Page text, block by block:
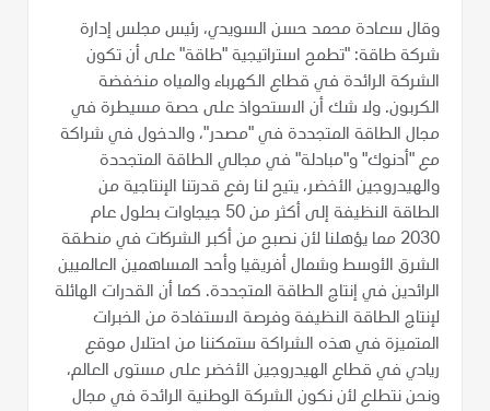
وقال سعادة محمد حسن السويدي، رئيس مجلس إدارة
شركة طاقة: "تطمح استراتيجية "طاقة" على أن تكون
الشركة الرائدة في قطاع الكهرباء والمياه منخفضة
الكربون. ولا شك أن الاستحواذ على حصة مسيطرة في
مجال الطاقة المتجددة في "مصدر"، والدخول في شراكة
مع "أدنوك" و"مبادلة" في مجالي الطاقة المتجددة
والهيدروجين الأخضر، يتيح لنا رفع قدرتنا الإنتاجية من
الطاقة النظيفة إلى أكثر من 50 جيجاوات بحلول عام
2030 مما يؤهلنا لأن نصبح من أكبر الشركات في منطقة
الشرق الأوسط وشمال أفريقيا وأحد المساهمين العالميين
الرائدين في إنتاج الطاقة المتجددة. كما أن القدرات الهائلة
لإنتاج الطاقة النظيفة وفرصة الاستفادة من الخبرات
المتميزة في هذه الشراكة ستمكننا من احتلال موقع
ريادي في قطاع الهيدروجين الأخضر على مستوى العالم،
ونحن نتطلع لأن نكون الشركة الوطنية الرائدة في مجال